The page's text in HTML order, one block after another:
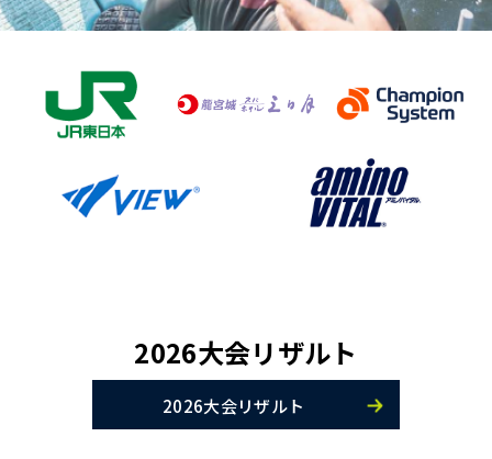
2026大会リザルト
2026大会リザルト